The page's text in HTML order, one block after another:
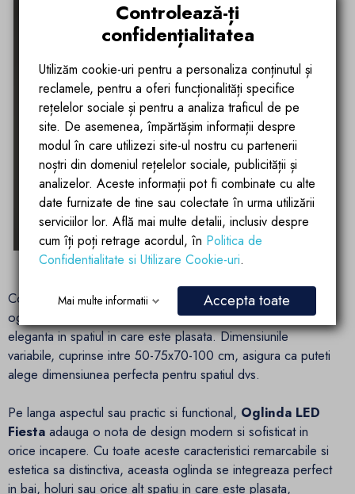
Construita cu o sticla securizata de 5 mm in nuanta argintie,
oglinda nu doar reflecta imagini, ci si adauga un element de
eleganta in spatiul in care este plasata. Dimensiunile
variabile, cuprinse intre 50-75x70-100 cm, asigura ca puteti
alege dimensiunea perfecta pentru spatiul dvs.
Pe langa aspectul sau practic si functional, Oglinda LED
Fiesta adauga o nota de design modern si sofisticat in
orice incapere. Cu toate aceste caracteristici remarcabile si
estetica sa distinctiva, aceasta oglinda se integreaza perfect
in bai, holuri sau orice alt spatiu in care este plasata,
Controlează-ți
confidențialitatea
Utilizăm cookie-uri pentru a personaliza conținutul și
reclamele, pentru a oferi funcționalități specifice
rețelelor sociale și pentru a analiza traficul de pe
site. De asemenea, împărtășim informații despre
modul în care utilizezi site-ul nostru cu partenerii
noștri din domeniul rețelelor sociale, publicității și
analizelor. Aceste informații pot fi combinate cu alte
date furnizate de tine sau colectate în urma utilizării
serviciilor lor. Află mai multe detalii, inclusiv despre
cum îți poți retrage acordul, în Politica de
Confidentialitate si Utilizare Cookie-uri.
Mai multe informatii Accepta toate